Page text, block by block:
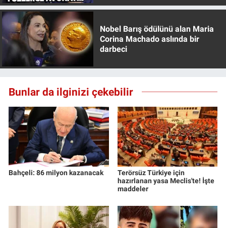
Nobel Barış ödülünü alan Maria
Corina Machado aslında bir
darbeci
Bunlar da ilginizi çekebilir
Bahçeli: 86 milyon kazanacak
Terörsüz Türkiye için
hazırlanan yasa Meclis'te! İşte
maddeler